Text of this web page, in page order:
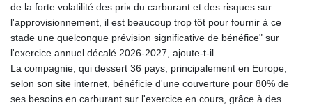
de la forte volatilité des prix du carburant et des risques sur
l'approvisionnement, il est beaucoup trop tôt pour fournir à ce
stade une quelconque prévision significative de bénéfice" sur
l'exercice annuel décalé 2026-2027, ajoute-t-il.
La compagnie, qui dessert 36 pays, principalement en Europe,
selon son site internet, bénéficie d'une couverture pour 80% de
ses besoins en carburant sur l'exercice en cours, grâce à des